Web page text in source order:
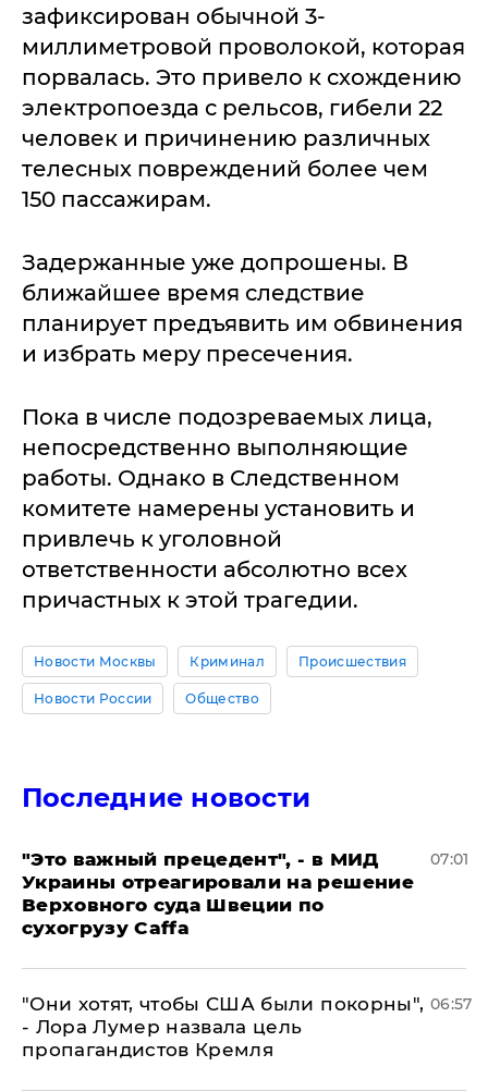
зафиксирован обычной 3-
миллиметровой проволокой, которая
порвалась. Это привело к схождению
электропоезда с рельсов, гибели 22
человек и причинению различных
телесных повреждений более чем
150 пассажирам.
Задержанные уже допрошены. В
ближайшее время следствие
планирует предъявить им обвинения
и избрать меру пресечения.
Пока в числе подозреваемых лица,
непосредственно выполняющие
работы. Однако в Следственном
комитете намерены установить и
привлечь к уголовной
ответственности абсолютно всех
причастных к этой трагедии.
Новости Москвы Криминал Происшествия
Новости России Общество
Последние новости
"Это важный прецедент", - в МИД
Украины отреагировали на решение
Верховного суда Швеции по
сухогрузу Caffa
07:01
"Они хотят, чтобы США были покорны",
- Лора Лумер назвала цель
пропагандистов Кремля
06:57